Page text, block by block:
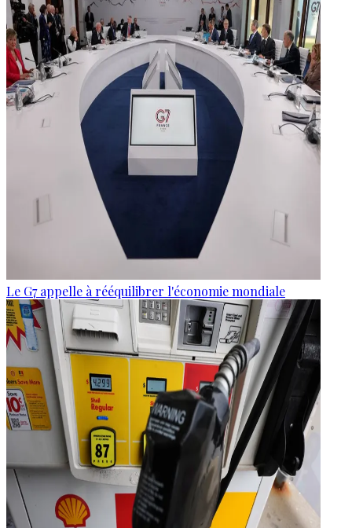
Le G7 appelle à rééquilibrer l'économie mondiale